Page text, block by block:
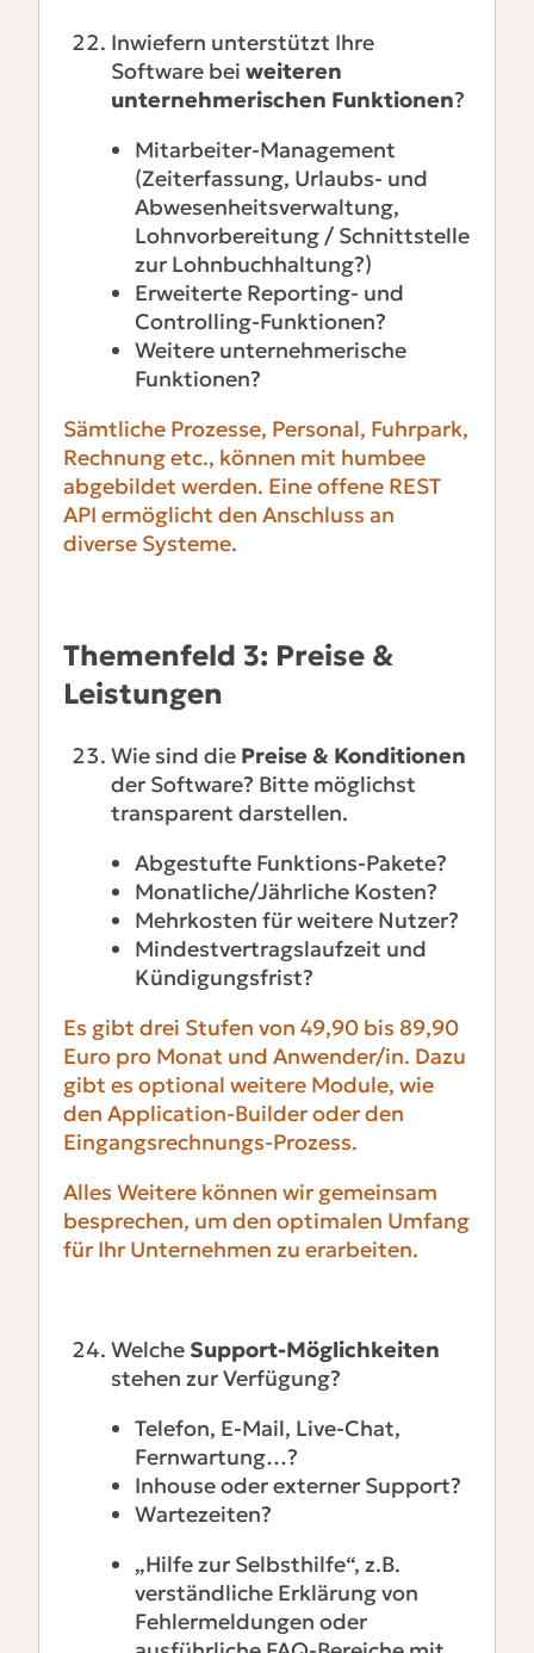
Inwiefern unterstützt Ihre
Software bei weiteren
unternehmerischen Funktionen?
Mitarbeiter-Management
(Zeiterfassung, Urlaubs- und
Abwesenheitsverwaltung,
Lohnvorbereitung / Schnittstelle
zur Lohnbuchhaltung?)
Erweiterte Reporting- und
Controlling-Funktionen?
Weitere unternehmerische
Funktionen?
Sämtliche Prozesse, Personal, Fuhrpark,
Rechnung etc., können mit humbee
abgebildet werden. Eine offene REST
API ermöglicht den Anschluss an
diverse Systeme.
Themenfeld 3: Preise &
Leistungen
Wie sind die Preise & Konditionen
der Software? Bitte möglichst
transparent darstellen.
Abgestufte Funktions-Pakete?
Monatliche/Jährliche Kosten?
Mehrkosten für weitere Nutzer?
Mindestvertragslaufzeit und
Kündigungsfrist?
Es gibt drei Stufen von 49,90 bis 89,90
Euro pro Monat und Anwender/in. Dazu
gibt es optional weitere Module, wie
den Application-Builder oder den
Eingangsrechnungs-Prozess.
Alles Weitere können wir gemeinsam
besprechen, um den optimalen Umfang
für Ihr Unternehmen zu erarbeiten.
Welche Support-Möglichkeiten
stehen zur Verfügung?
Telefon, E-Mail, Live-Chat,
Fernwartung…?
Inhouse oder externer Support?
Wartezeiten?
„Hilfe zur Selbsthilfe“, z.B.
verständliche Erklärung von
Fehlermeldungen oder